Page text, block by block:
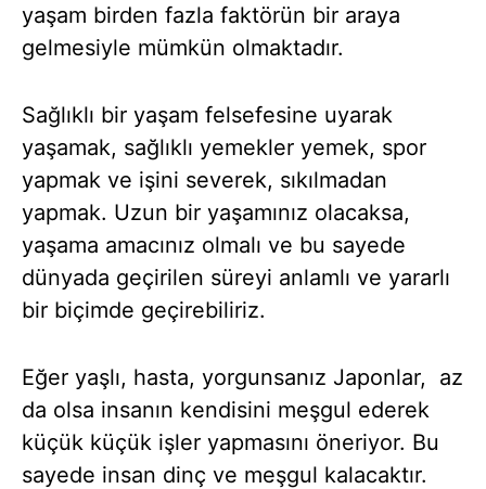
yaşam birden fazla faktörün bir araya
gelmesiyle mümkün olmaktadır.
Sağlıklı bir yaşam felsefesine uyarak
yaşamak, sağlıklı yemekler yemek, spor
yapmak ve işini severek, sıkılmadan
yapmak. Uzun bir yaşamınız olacaksa,
yaşama amacınız olmalı ve bu sayede
dünyada geçirilen süreyi anlamlı ve yararlı
bir biçimde geçirebiliriz.
Eğer yaşlı, hasta, yorgunsanız Japonlar, az
da olsa insanın kendisini meşgul ederek
küçük küçük işler yapmasını öneriyor. Bu
sayede insan dinç ve meşgul kalacaktır.